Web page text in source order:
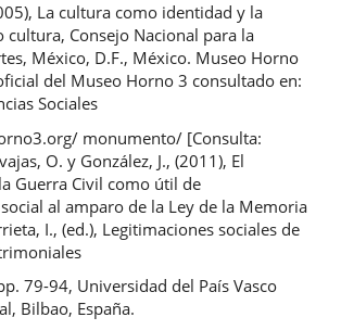
La cultura como identidad y la
cultura, Consejo Nacional para la
México, D.F., México. Museo Horno
del Museo Horno 3 consultado en:
Sociales
monumento/ [Consulta:
O. y González, J., (2011), El
Guerra Civil como útil de
al amparo de la Ley de la Memoria
I., (ed.), Legitimaciones sociales de
79-94, Universidad del País Vasco
Bilbao, España.